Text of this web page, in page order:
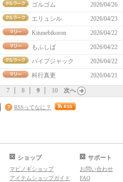
ゴルゴム 2026/04/26
エリュシル 2026/04/23
Kitunebikoron 2026/04/22
もふしば 2026/04/22
パイプジャック 2026/04/22
科行真更 2026/04/21
7 8 9 10 次へ
RSSってなに？
ショップ
マビノギショップ
アイテムショップガイド
サポート
お問い合わせ
FAQ